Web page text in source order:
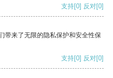
支持[0] 反对[0]
带来了无限的隐私保护和安全性保
支持[0] 反对[0]